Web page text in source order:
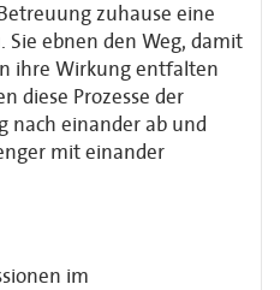
zuhause eine
Sie ebnen den Weg, damit
ihre Wirkung entfalten
diese Prozesse der
nach einander ab und
mit einander
im